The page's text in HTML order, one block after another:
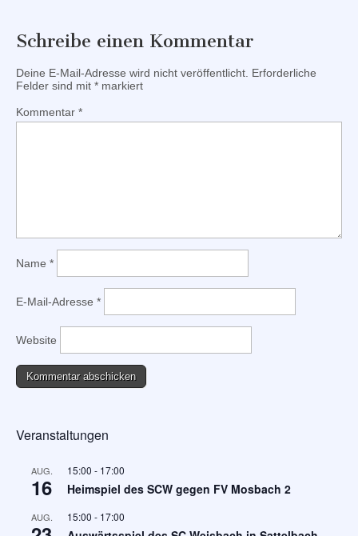
Schreibe einen Kommentar
Deine E-Mail-Adresse wird nicht veröffentlicht. Erforderliche
Felder sind mit * markiert
Kommentar *
Name *
E-Mail-Adresse *
Website
Veranstaltungen
AUG.
16
15:00 - 17:00
Heimspiel des SCW gegen FV Mosbach 2
AUG. 15:00 - 17:00